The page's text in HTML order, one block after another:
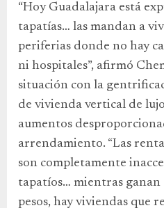
“Hoy Guadalajara está
tapatías… las mandan a
periferias donde no hay
ni hospitales”, afirmó
situación con la
de vivienda vertical de
aumentos
arrendamiento. “Las
son completamente
tapatíos… mientras
pesos, hay viviendas que